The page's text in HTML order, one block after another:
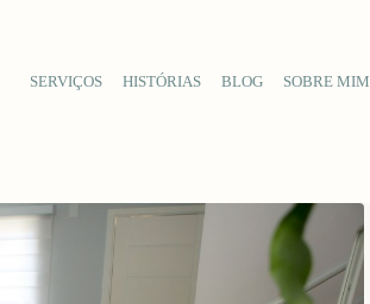
SERVIÇOS HISTÓRIAS BLOG SOBRE MIM